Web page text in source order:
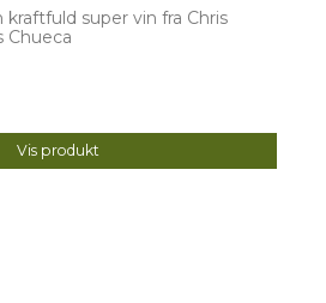
super vin fra Chris
Chueca
Vis produkt